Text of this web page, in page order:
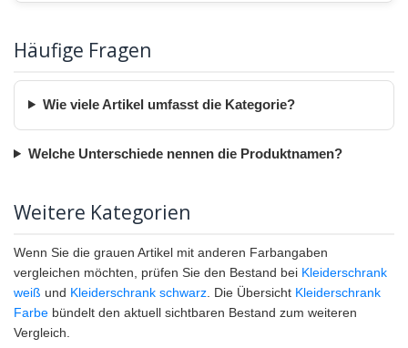
Häufige Fragen
Wie viele Artikel umfasst die Kategorie?
Welche Unterschiede nennen die Produktnamen?
Weitere Kategorien
Wenn Sie die grauen Artikel mit anderen Farbangaben
vergleichen möchten, prüfen Sie den Bestand bei Kleiderschrank
weiß und Kleiderschrank schwarz . Die Übersicht Kleiderschrank
Farbe bündelt den aktuell sichtbaren Bestand zum weiteren
Vergleich.